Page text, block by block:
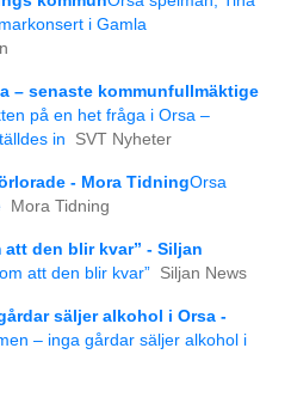
i Gamla
– senaste kommunfullmäktige
på en het fråga i Orsa –
in
SVT Nyheter
- Mora TidningOrsa
Mora Tidning
den blir kvar” - Siljan
att den blir kvar” Siljan News
säljer alkohol i Orsa -
– inga gårdar säljer alkohol i